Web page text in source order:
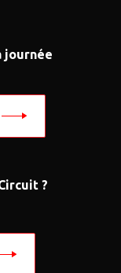
journée
?